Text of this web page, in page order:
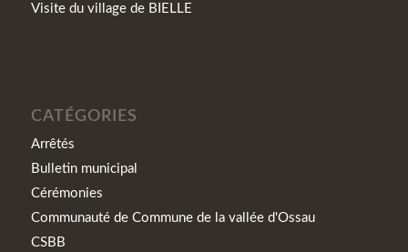
Visite du village de BIELLE
CATÉGORIES
Arrêtés
Bulletin municipal
Cérémonies
Communauté de Commune de la vallée d'Ossau
CSBB